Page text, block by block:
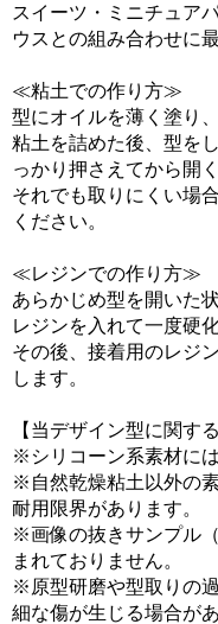
スイーツ・ミニチュア
ウスとの組み合わせに
≪粘土での作り方≫
型にオイルを薄く塗り
粘土を詰めた後、型を
っかり押さえてから開
それでも取りにくい場
ください。
≪レジンでの作り方≫
あらかじめ型を開いた
レジンを入れて一度硬
その後、接着用のレジ
します。
【当デザイン型に関す
※シリコーン系素材に
※自然乾燥粘土以外の
耐用限界があります。
※画像の抜きサンプル
まれておりません。
※原型研磨や型取りの
細な傷が生じる場合が